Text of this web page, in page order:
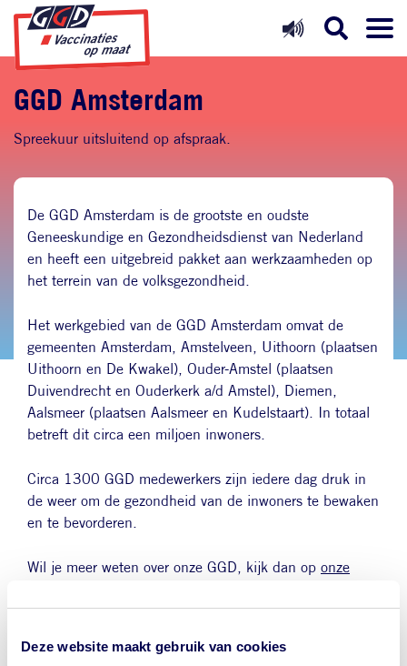
Deze website maakt gebruik van cookies
Direct naar inhoud
Direct naar hoofdnavigatie
Direct naar zoekfunctie
GGD Amsterdam
Spreekuur uitsluitend op afspraak.
De GGD Amsterdam is de grootste en oudste
Geneeskundige en Gezondheidsdienst van Nederland
en heeft een uitgebreid pakket aan werkzaamheden op
het terrein van de volksgezondheid.
Het werkgebied van de GGD Amsterdam omvat de
gemeenten Amsterdam, Amstelveen, Uithoorn (plaatsen
Uithoorn en De Kwakel), Ouder-Amstel (plaatsen
Duivendrecht en Ouderkerk a/d Amstel), Diemen,
Aalsmeer (plaatsen Aalsmeer en Kudelstaart). In totaal
betreft dit circa een miljoen inwoners.
Circa 1300 GGD medewerkers zijn iedere dag druk in
de weer om de gezondheid van de inwoners te bewaken
en te bevorderen.
Wil je meer weten over onze GGD, kijk dan op onze